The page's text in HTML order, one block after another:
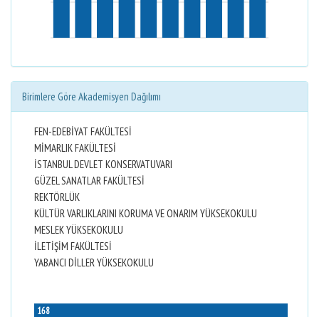
Birimlere Göre Akademisyen Dağılımı
FEN-EDEBİYAT FAKÜLTESİ
MİMARLIK FAKÜLTESİ
İSTANBUL DEVLET KONSERVATUVARI
GÜZEL SANATLAR FAKÜLTESİ
REKTÖRLÜK
KÜLTÜR VARLIKLARINI KORUMA VE ONARIM YÜKSEKOKULU
MESLEK YÜKSEKOKULU
İLETİŞİM FAKÜLTESİ
YABANCI DİLLER YÜKSEKOKULU
168